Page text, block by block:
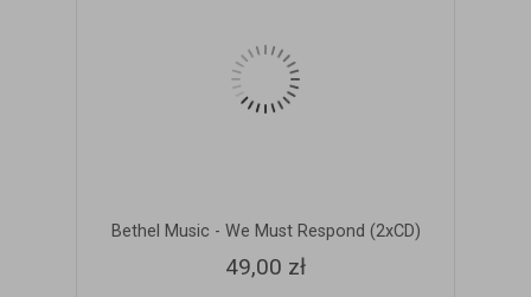
Bethel Music - We Must Respond (2xCD)
49,00 zł